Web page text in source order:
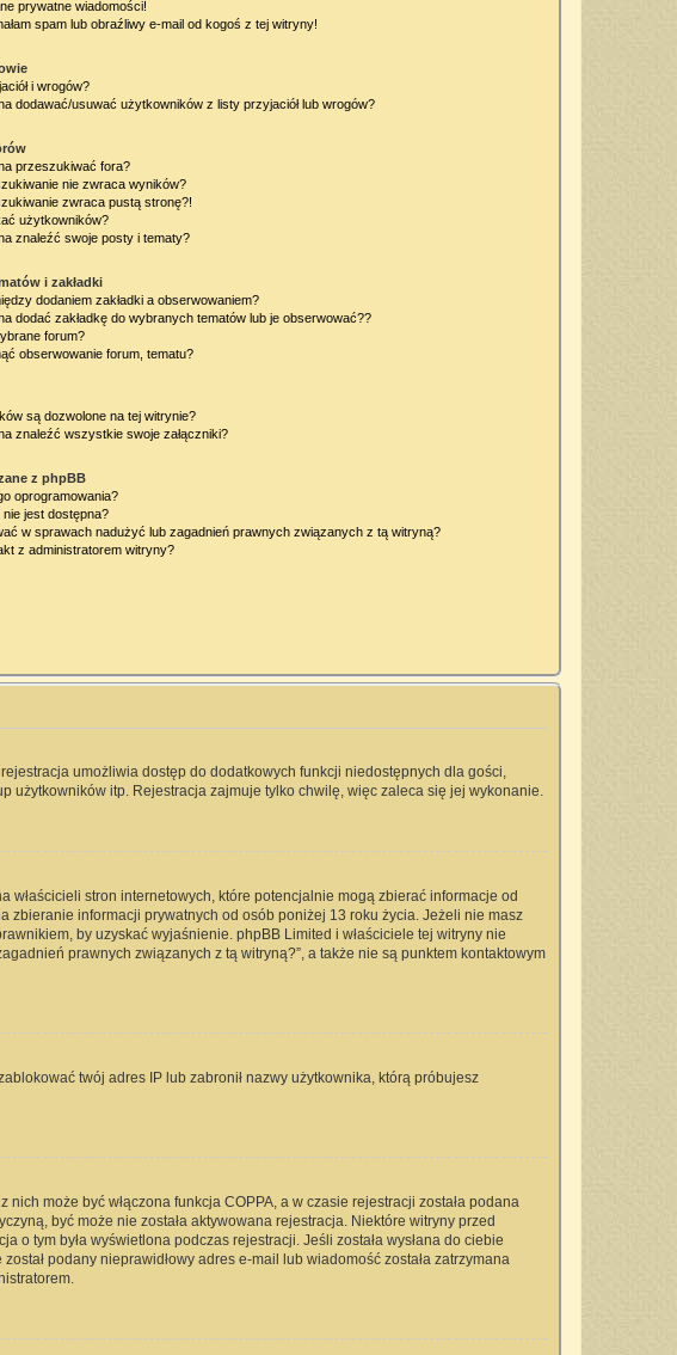
prywatne wiadomości!
spam lub obraźliwy e-mail od kogoś z tej witryny!
i wrogów?
dodawać/usuwać użytkowników z listy przyjaciół lub wrogów?
przeszukiwać fora?
nie zwraca wyników?
zwraca pustą stronę?!
użytkowników?
znaleźć swoje posty i tematy?
i zakładki
dodaniem zakładki a obserwowaniem?
dodać zakładkę do wybranych tematów lub je obserwować??
forum?
obserwowanie forum, tematu?
są dozwolone na tej witrynie?
znaleźć wszystkie swoje załączniki?
z phpBB
oprogramowania?
jest dostępna?
w sprawach nadużyć lub zagadnień prawnych związanych z tą witryną?
z administratorem witryny?
umożliwia dostęp do dodatkowych funkcji niedostępnych dla gości,
użytkowników itp. Rejestracja zajmuje tylko chwilę, więc zaleca się jej wykonanie.
stron internetowych, które potencjalnie mogą zbierać informacje od
informacji prywatnych od osób poniżej 13 roku życia. Jeżeli nie masz
by uzyskać wyjaśnienie. phpBB Limited i właściciele tej witryny nie
prawnych związanych z tą witryną?”, a także nie są punktem kontaktowym
twój adres IP lub zabronił nazwy użytkownika, którą próbujesz
może być włączona funkcja COPPA, a w czasie rejestracji została podana
być może nie została aktywowana rejestracja. Niektóre witryny przed
tym była wyświetlona podczas rejestracji. Jeśli została wysłana do ciebie
podany nieprawidłowy adres e-mail lub wiadomość została zatrzymana